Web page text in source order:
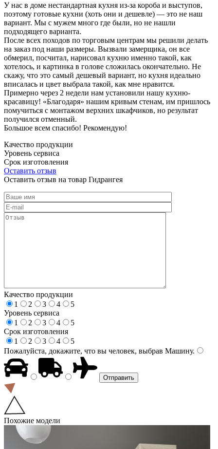
У нас в доме нестандартная кухня из-за короба и выступов,
поэтому готовые кухни (хоть они и дешевле) — это не наш
вариант. Мы с мужем много где были, но не нашли
подходящего варианта.
После всех походов по торговым центрам мы решили делать
на заказ под наши размеры. Вызвали замерщика, он все
обмерил, посчитал, нарисовал кухню именно такой, как
хотелось, и картинка в голове сложилась окончательно. Не
скажу, что это самый дешевый вариант, но кухня идеально
вписалась и цвет выбрала такой, как мне нравится.
Примерно через 2 недели нам установили нашу кухню-
красавицу! «Благодаря» нашим кривым стенам, им пришлось
помучиться с монтажом верхних шкафчиков, но результат
получился отменный.
Большое всем спасибо! Рекомендую!
Качество продукции
Уровень сервиса
Срок изготовления
Оставить отзыв
Оставить отзыв на товар Гидрангея
Качество продукции
1
2 3 4
5
Уровень сервиса
1
2 3 4
5
Срок изготовления
1
2 3 4
5
Пожалуйста, докажите, что вы человек, выбрав Машину.
Похожие модели